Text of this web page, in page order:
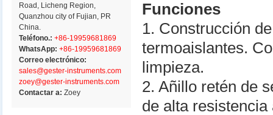
Road, Licheng Region,
Quanzhou city of Fujian, PR
China.
Teléfono.: +86-19959681869
WhatsApp: +86-19959681869
Correo electrónico:
sales@gester-instruments.com
zoey@gester-instruments.com
Contactar a:Zoey
Funciones
1. Construcción
termoaislantes.
limpieza.
2. Añillo retén de
de alta